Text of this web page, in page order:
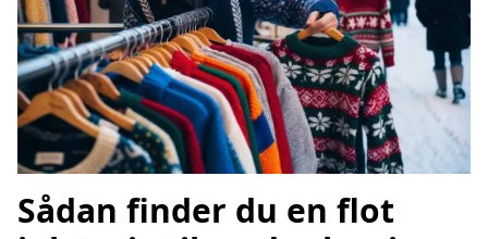
Sådan finder du en flot